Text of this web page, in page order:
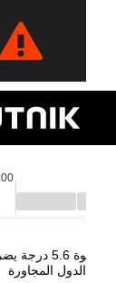
زلزال
من الدول المجاورة